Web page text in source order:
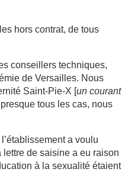
hors contrat, de tous
conseillers techniques,
de Versailles. Nous
Saint-Pie-X [un courant
tous les cas, nous
a voulu
de saisine a eu raison
à la sexualité étaient